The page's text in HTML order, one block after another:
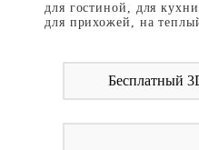
для гостиной, для
для прихожей, на
Бесплатный